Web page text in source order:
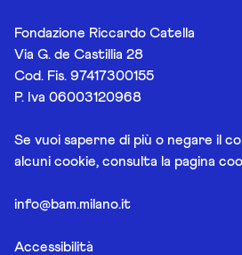
Fondazione Riccardo Catella
Via G. de Castillia 28
Cod. Fis. 97417300155
P. Iva 06003120968
Se vuoi saperne di più o negare il
alcuni cookie, consulta la pagina
info@bam.milano.it
Accessibilità